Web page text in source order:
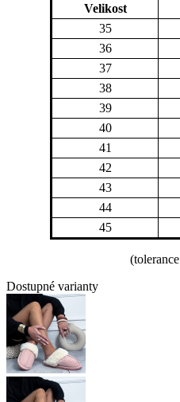
Velikost
35
36
37
38
39
40
41
42
43
44
45
(tolerance
Dostupné varianty